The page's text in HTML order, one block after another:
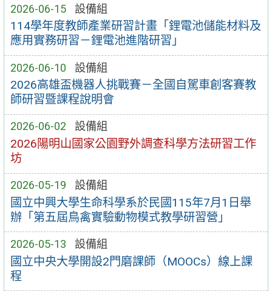
2026-06-15 設備組
114學年度教師產業研習計畫「鋰電池儲能材料及
應用實務研習－鋰電池進階研習」
2026-06-10 設備組
2026高雄盃機器人挑戰賽－全國自駕車創客賽教
師研習暨課程說明會
2026-06-02 設備組
2026陽明山國家公園野外調查科學方法研習工作
坊
2026-05-19 設備組
國立中興大學生命科學系於民國115年7月1日舉
辦「第五屆鳥禽實驗動物模式教學研習營」
2026-05-13 設備組
國立中央大學開設2門磨課師（MOOCs）線上課
程